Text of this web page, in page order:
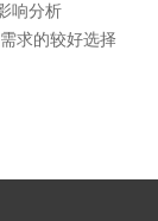
响分析
求的较好选择